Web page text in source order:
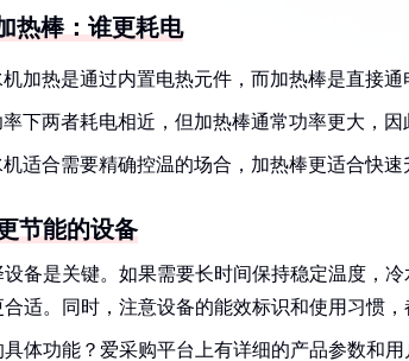
热棒：谁更耗电
机加热是通过内置电热元件，而加热棒是直接通
率下两者耗电相近，但加热棒通常功率更大，因
机适合需要精确控温的场合，加热棒更适合快速
节能的设备
备是关键。如果需要长时间保持稳定温度，
适。同时，注意设备的能效标识和使用习惯，
体功能？爱采购平台上有详细的产品参数和用